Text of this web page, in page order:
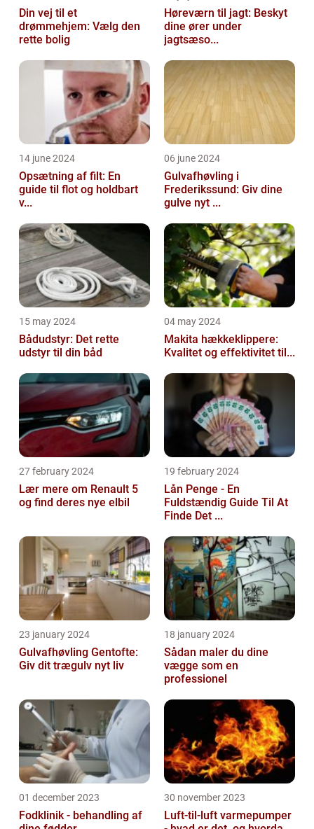
Din vej til et
drømmehjem: Vælg den
rette bolig
Høreværn til jagt: Beskyt
dine ører under
jagtsæso...
14 june 2024
Opsætning af filt: En
guide til flot og holdbart
v...
06 june 2024
Gulvafhøvling i
Frederikssund: Giv dine
gulve nyt ...
15 may 2024
Bådudstyr: Det rette
udstyr til din båd
04 may 2024
Makita hækkeklippere:
Kvalitet og effektivitet til...
27 february 2024
Lær mere om Renault 5
og find deres nye elbil
19 february 2024
Lån Penge - En
Fuldstændig Guide Til At
Finde Det ...
23 january 2024
Gulvafhøvling Gentofte:
Giv dit trægulv nyt liv
18 january 2024
Sådan maler du dine
vægge som en
professionel
01 december 2023
Fodklinik - behandling af
30 november 2023
Luft-til-luft varmepumper